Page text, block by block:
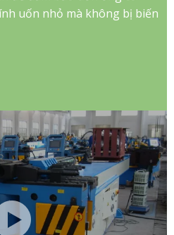
uốn nhỏ mà không bị biến